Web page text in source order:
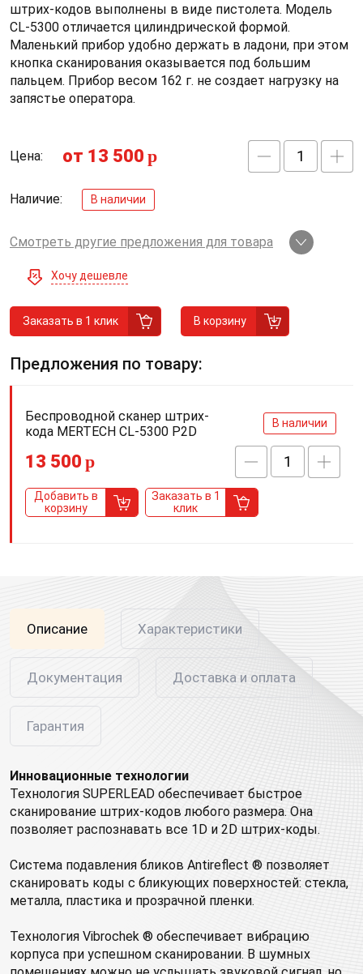
штрих-кодов выполнены в виде пистолета. Модель
CL-5300 отличается цилиндрической формой.
Маленький прибор удобно держать в ладони, при этом
кнопка сканирования оказывается под большим
пальцем. Прибор весом 162 г. не создает нагрузку на
запястье оператора.
Цена: от 13 500 p
Наличие: В наличии
Смотреть другие предложения для товара
Хочу дешевле
Заказать в 1 клик В корзину
Предложения по товару:
Беспроводной сканер штрих-
кода MERTECH CL-5300 P2D
В наличии
13 500 p
Добавить в
корзину
Заказать в 1
клик
Описание Характеристики
Документация Доставка и оплата
Гарантия
Инновационные технологии
Технология SUPERLEAD обеспечивает быстрое
сканирование штрих-кодов любого размера. Она
позволяет распознавать все 1D и 2D штрих-коды.
Система подавления бликов Antireflect ® позволяет
сканировать коды с бликующих поверхностей: стекла,
металла, пластика и прозрачной пленки.
Технология Vibrochek ® обеспечивает вибрацию
корпуса при успешном сканировании. В шумных